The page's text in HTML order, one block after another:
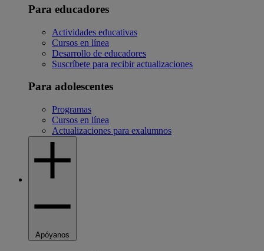
Para educadores
Actividades educativas
Cursos en línea
Desarrollo de educadores
Suscríbete para recibir actualizaciones
Para adolescentes
Programas
Cursos en línea
Actualizaciones para exalumnos
Apóyanos